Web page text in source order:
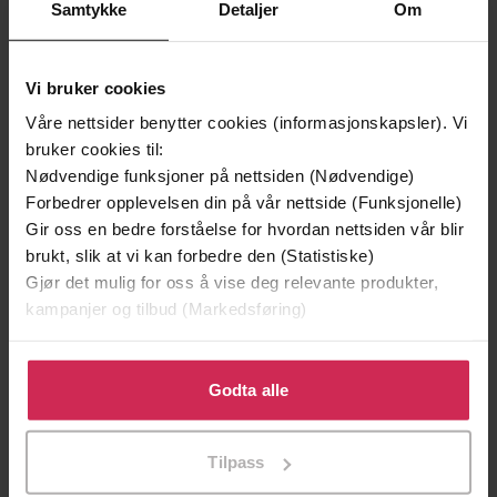
Samtykke Detaljer Om
Vi bruker cookies
Våre nettsider benytter cookies (informasjonskapsler). Vi
bruker cookies til:
Nødvendige funksjoner på nettsiden (Nødvendige)
Forbedrer opplevelsen din på vår nettside (Funksjonelle)
Gir oss en bedre forståelse for hvordan nettsiden vår blir
brukt, slik at vi kan forbedre den (Statistiske)
Gjør det mulig for oss å vise deg relevante produkter,
kampanjer og tilbud (Markedsføring)
Klikk på «Godta alle» for å gi oss ditt samtykke til å
bruke cookies for alle disse formålene. Du kan også
tilpasse ditt samtykke til spesifikke formål ved å klikke
Godta alle
Tilpass
79,-
Stian Hjelvin Andersen
Anders De la Motte